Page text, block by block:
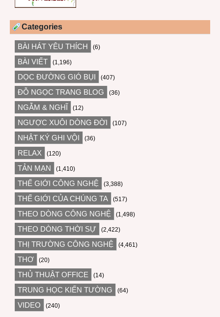
Categories
BÀI HÁT YÊU THÍCH (6)
BÀI VIẾT (1,196)
DỌC ĐƯỜNG GIÓ BỤI (407)
ĐỖ NGỌC TRANG BLOG (36)
NGẪM & NGHĨ (12)
NGƯỢC XUÔI DÒNG ĐỜI (107)
NHẬT KÝ GHI VỘI (36)
RELAX (120)
TẢN MẠN (1,410)
THẾ GIỚI CÔNG NGHỆ (3,388)
THẾ GIỚI CỦA CHÚNG TA (517)
THEO DÒNG CÔNG NGHỆ (1,498)
THEO DÒNG THỜI SỰ (2,422)
THỊ TRƯỜNG CÔNG NGHỆ (4,461)
THƠ (20)
THỦ THUẬT OFFICE (14)
TRUNG HỌC KIẾN TƯỜNG (64)
VIDEO (240)